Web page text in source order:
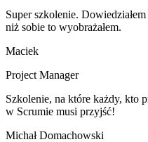
Super szkolenie.
niż sobie to wyobrażałem.
Maciek
Project Manager
Szkolenie, na które każdy, kto
w Scrumie musi przyjść!
Michał Domachowski